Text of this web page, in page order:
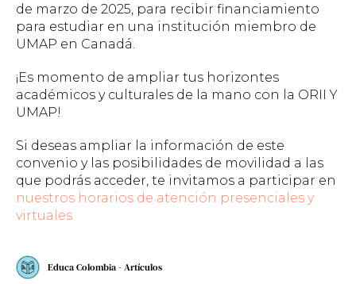
de marzo de 2025, para recibir financiamiento
para estudiar en una institución miembro de
UMAP en Canadá.
¡Es momento de ampliar tus horizontes
académicos y culturales de la mano con la ORII Y
UMAP!
Si deseas ampliar la información de este
convenio y las posibilidades de movilidad a las
que podrás acceder, te invitamos a participar en
nuestros horarios de atención presenciales y
virtuales
Educa Colombia - Artículos